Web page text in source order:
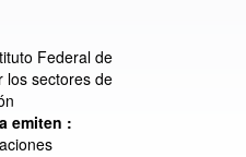
Federal de
los sectores de
emiten :